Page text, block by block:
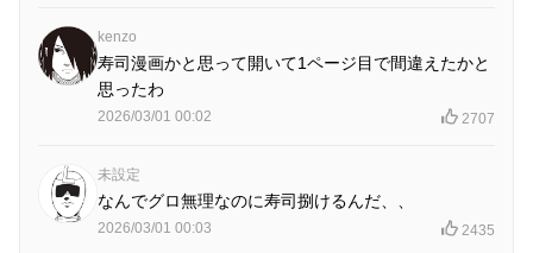
kenzo
寿司漫画かと思って開いて1ページ目で間違えたかと
思ったわ
2026/03/01 00:02 2707
未設定
なんでグロ無理なのに寿司捌けるんだ、、
2026/03/01 00:03 2435